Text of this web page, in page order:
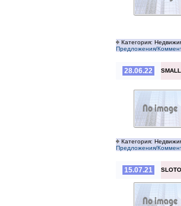
Категория:
Предложения/
28.06.22
Категория:
Предложения/
15.07.21